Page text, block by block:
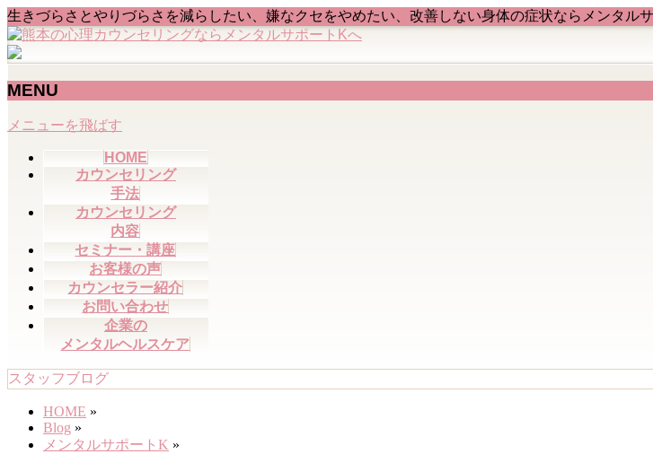
生きづらさとやりづらさを減らしたい、嫌なクセをやめたい、改善しない身体の症状ならメンタル
MENU
メニューを飛ばす
HOME
カウンセリング
手法
カウンセリング
内容
セミナー・講座
お客様の声
カウンセラー紹介
お問い合わせ
企業の
メンタルヘルスケア
スタッフブログ
HOME »
Blog »
メンタルサポートK »